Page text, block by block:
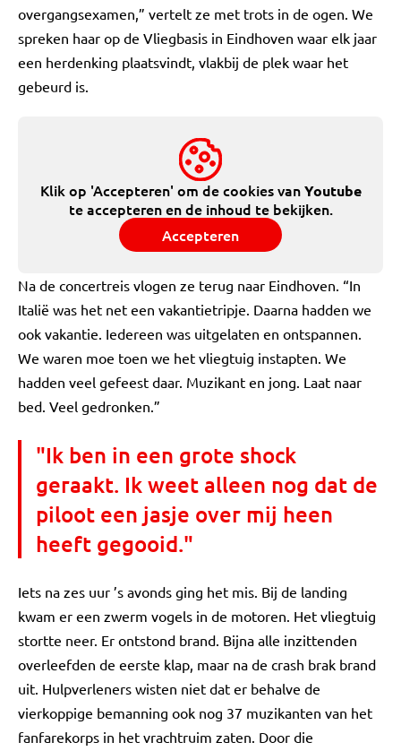
overgangsexamen,” vertelt ze met trots in de ogen. We
spreken haar op de Vliegbasis in Eindhoven waar elk jaar
een herdenking plaatsvindt, vlakbij de plek waar het
gebeurd is.
Klik op 'Accepteren' om de cookies vanYoutube
te accepteren en de inhoud te bekijken.
Accepteren
Na de concertreis vlogen ze terug naar Eindhoven. “In
Italië was het net een vakantietripje. Daarna hadden we
ook vakantie. Iedereen was uitgelaten en ontspannen.
We waren moe toen we het vliegtuig instapten. We
hadden veel gefeest daar. Muzikant en jong. Laat naar
bed. Veel gedronken.”
"Ik ben in een grote shock
geraakt. Ik weet alleen nog dat de
piloot een jasje over mij heen
heeft gegooid."
Iets na zes uur ’s avonds ging het mis. Bij de landing
kwam er een zwerm vogels in de motoren. Het vliegtuig
stortte neer. Er ontstond brand. Bijna alle inzittenden
overleefden de eerste klap, maar na de crash brak brand
uit. Hulpverleners wisten niet dat er behalve de
vierkoppige bemanning ook nog 37 muzikanten van het
fanfarekorps in het vrachtruim zaten. Door die